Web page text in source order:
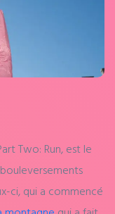
Two: Run, est le
ci, qui a commencé